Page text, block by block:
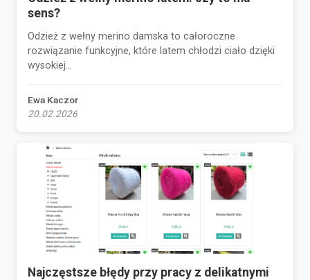
sens?
Odzież z wełny merino damska to całoroczne
rozwiązanie funkcyjne, które latem chłodzi ciało dzięki
wysokiej...
Ewa Kaczor
20.02.2026
Najczęstsze błędy przy pracy z delikatnymi